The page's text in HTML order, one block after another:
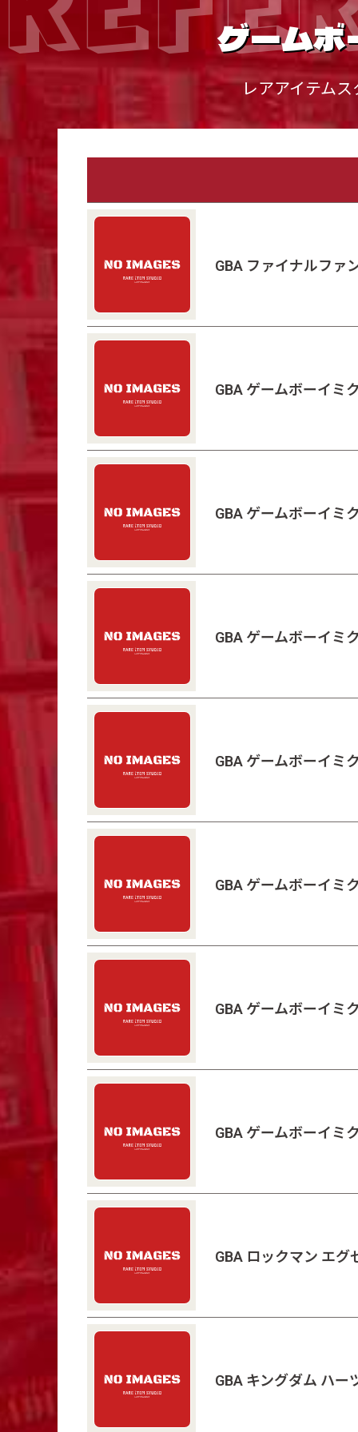
ゲームボ
レアアイテム
GBA ファイナルファ
GBA ゲームボーイミ
GBA ゲームボーイミ
GBA ゲームボーイ
GBA ゲームボーイ
GBA ゲームボーイ
GBA ゲームボーイ
GBA ゲームボーイ
GBA ロックマン エグ
GBA キングダム ハー